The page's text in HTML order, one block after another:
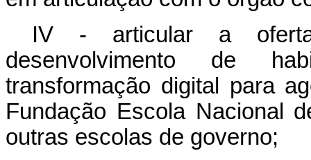
IV - articular a
desenvolvimento de
transformação digital para
Fundação Escola Nacional
outras escolas de governo;